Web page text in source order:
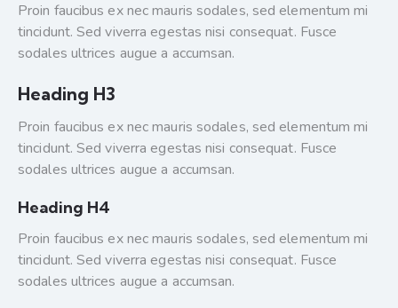
Proin faucibus ex nec mauris sodales, sed elementum mi
tincidunt. Sed viverra egestas nisi consequat. Fusce
sodales ultrices augue a accumsan.
Heading H3
Proin faucibus ex nec mauris sodales, sed elementum mi
tincidunt. Sed viverra egestas nisi consequat. Fusce
sodales ultrices augue a accumsan.
Heading H4
Proin faucibus ex nec mauris sodales, sed elementum mi
tincidunt. Sed viverra egestas nisi consequat. Fusce
sodales ultrices augue a accumsan.